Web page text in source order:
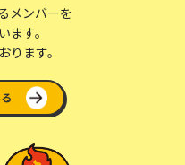
メンバーを
ます。
ります。